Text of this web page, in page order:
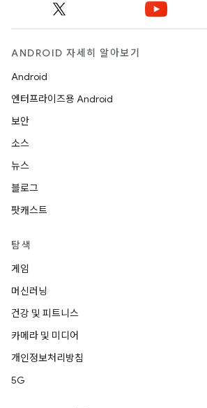
ANDROID 자세히 알아보기
Android
엔터프라이즈용 Android
보안
소스
뉴스
블로그
팟캐스트
탐색
게임
머신러닝
건강 및 피트니스
카메라 및 미디어
개인정보처리방침
5G